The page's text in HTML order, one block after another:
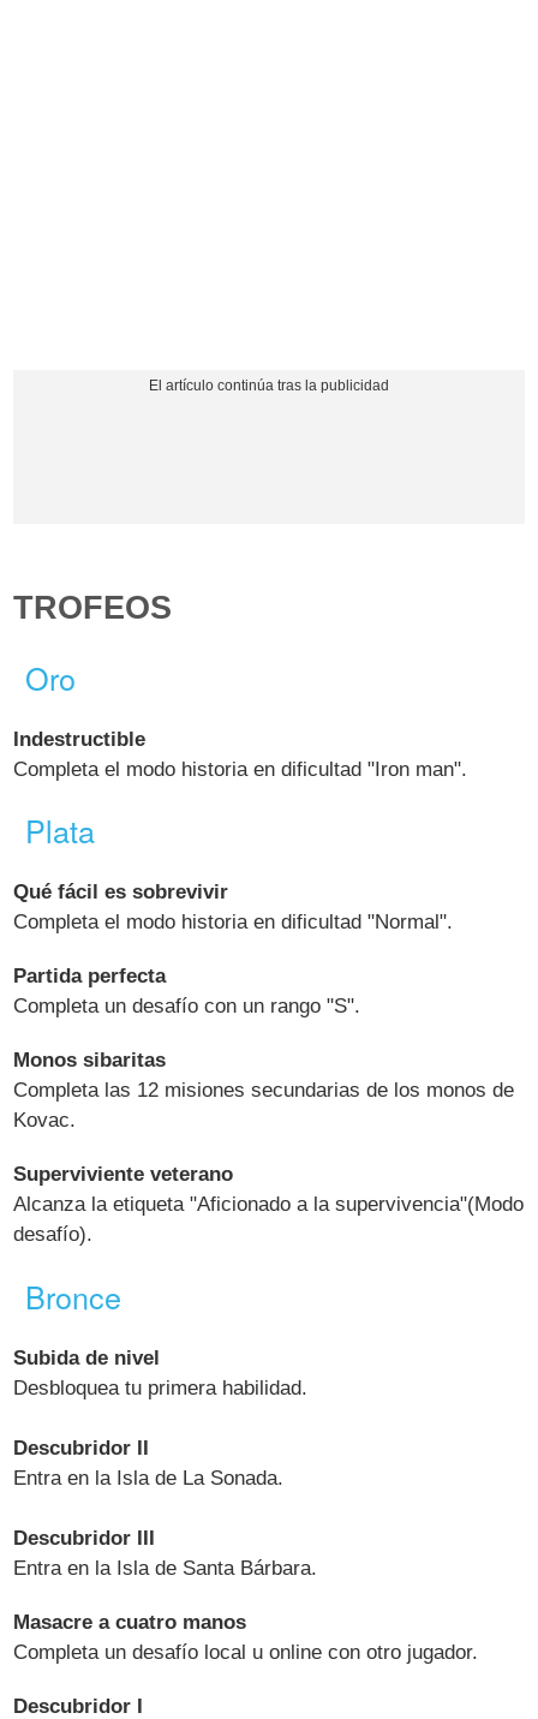
TROFEOS
Oro
Indestructible
Completa el modo historia en dificultad "Iron man".
Plata
Qué fácil es sobrevivir
Completa el modo historia en dificultad "Normal".
Partida perfecta
Completa un desafío con un rango "S".
Monos sibaritas
Completa las 12 misiones secundarias de los monos de
Kovac.
Superviviente veterano
Alcanza la etiqueta "Aficionado a la supervivencia"(Modo
desafío).
Bronce
Subida de nivel
Desbloquea tu primera habilidad.
Descubridor II
Entra en la Isla de La Sonada.
Descubridor III
Entra en la Isla de Santa Bárbara.
Masacre a cuatro manos
Completa un desafío local u online con otro jugador.
Descubridor I